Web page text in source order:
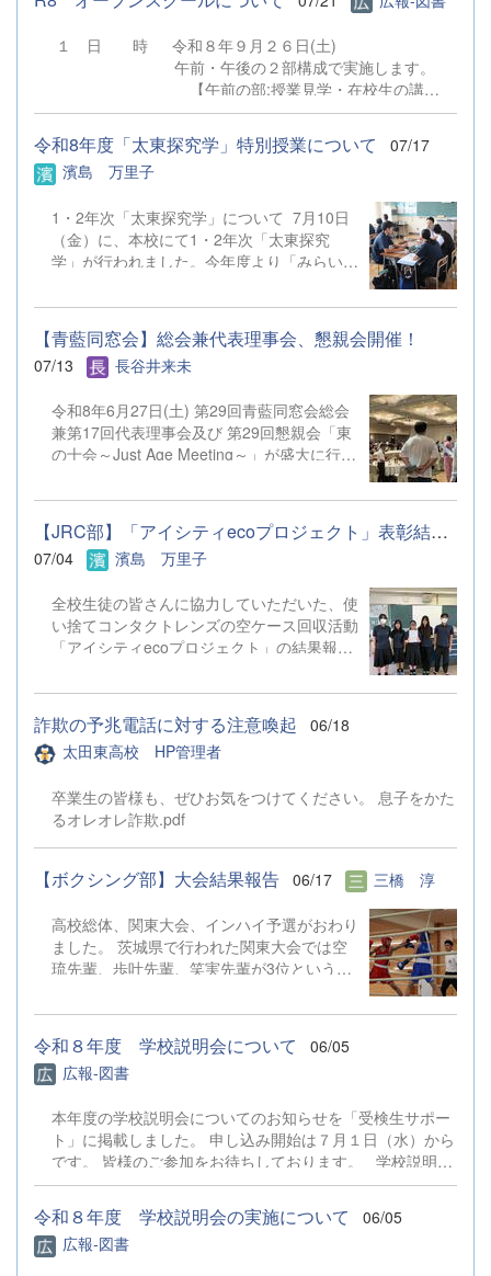
トについての話など夏季休業中の留意点、キ
ャリア教育部より集団としての成長には個人
の伸長が必要であるなどの話や各学年につい
てのアドバイスなどがありました。 その
最後に生徒会本部 新役員任命式・旧役員退
任式が行われました。 【生徒の声】 校
ついて深く考える良い機会になりました。
自分は入学して初めての夏休みなので、夏
休みを有効活用し、有益な夏休みにしたいと
ールについて
１ 日 時 令和８年９月２６日(土)
午前・午後の２部構成で実施します。
【午前の部:授業見学・在校生の講
演】 10：20～ 受付（第1体育
館） 10：35～11：20 授業見学（本
校 第3校時） 11：30～11：55 在校
生の講演（第１体育館）
【午後の部:授業見学・部活動見学あ
り】 12：50～ 受付（第1体
育館） 13：05～13：50 授業見学
（本校 第5校時） 14：10～15：
40 部活動見学 ※午後の部で授業見学ま
での参加は可能ですが、部活動見学のみの参加は御遠慮く
ださい。 ２ 会 場 群馬県立太田東高等学
校 住所：太田市台之郷町４４
８ 電話：０２７６－４５－６５１１ ３ 対
象 令和９年３月卒業見込みの中学生（※保護者の参加
はできません） ４ 申込方法 （１）参加を希望する生
徒が直接、本校WebページよりGoogleフォームに入力して
お申し込みくだ ...
令和8年度「太東探究学」特別授業について
07/17
濱島 万里子
1・2年次「太東探究学」について 7月10日
（金）に、本校にて1・2年次「太東探究
学」が行われました。今年度より「みらい
トしています。 1年次は、2学期以降に実施
する「地域探究」について地域の課題や実社
会等の課題を取り上げて意見交換を行いまし
た。2年次は、これから本格的に取り組んで
証方法が的確かどうかについての指導・助言
を行っていただきました。 各分野で活躍
されている太田東高校のOG・OBの方々31
に分かれ、活発な意見交換を行うことができ
ました。講師の方々からいただいた多方面か
らのご指摘のおかげで、生徒たちは様々な気
づきを得ることができたようです。今後の探
ができました。 （7月17日（金）の上毛新聞
にも掲載されています。） 【生徒から
の感想（一部抜粋）】 今回の太東探究学で
対して自分たちが考えていた視野がとても広
がりました。お金の面、建設面、衛生面だっ
たりと様々なためになる情報を、専門家の方
から意...
【青藍同窓会】総会兼代表理事会、懇親会開催！
07/13 長谷井来未
令和8年6月27日(土) 第29回青藍同窓会総会
兼第17回代表理事会及び 第29回懇親会「東
の十会～Just Age Meeting～」が盛大に行わ
告、 今年度の活動予定や予算が原案通り承
認されました。 また、今後も期生会による
懇親会の開催が確認されました。 今回の懇
親会「東の十会～Just Age Meeting～」は
生が幹事長となり、179名の参加者を集め、
盛大に開催されました。 特に今回の目玉企
画である「仮装での参加」 にはたくさんの
た。 最後には、 次回(R9年6月26日)幹事長
の11期生に 青藍同窓会旗が渡され、 次回は
300人での開催を目指します！と宣言されま
した。 次回も皆様のご参加をお待ちしてお
【JRC部】「アイシティecoプロジェクト」表彰結果のお知らせ
07/04 濱島 万里子
全校生徒の皆さんに協力していただいた、使
い捨てコンタクトレンズの空ケース回収活動
「アイシティecoプロジェクト」の結果報告
することができました。空ケースの売却代金
は、ふたたび視力を取り戻そうと願われる
方々のために、全額が日本アイバンクに寄付
されます。 今回、部員全員で朝の呼びかけ
た。ご協力ありがとうございました。
詐欺の予兆電話に対する注意喚起
06/18
太田東高校 HP管理者
卒業生の皆様も、ぜひお気をつけてください。 息子をかた
るオレオレ詐欺.pdf
【ボクシング部】大会結果報告 06/17 三橋 淳
高校総体、関東大会、インハイ予選がおわり
ました。 茨城県で行われた関東大会では空
琉先輩、歩叶先輩、笑実先輩が3位という結
勝ち進み8月に京都で行われるインターハイ
に出場することが決まりました。 はじめて
真近でみるボクシングは想像よりも迫力のあ
るものでした。入部するまで関わることがな
ルなどを少しずつ理解できるようになってい
ることがとても嬉しいです。 また、インハ
イ予選の日は今まで部活を支えてくれていた
3年生の最後の大会でした。 4月から6月の2
ヶ月間で、大会が次々と行われ、忙しい期間
となりましたが、その分多くのことを教えて
頂きました。マネージャーさんは3年生1人
令和８年度 学校説明会について
06/05
広報-図書
本年度の学校説明会についてのお知らせを「受検生サポー
ト」に掲載しました。 申し込み開始は７月１日（水）から
です。 皆様のご参加をお待ちしております。 学校説明会
について
令和８年度 学校説明会の実施について
06/05
広報-図書